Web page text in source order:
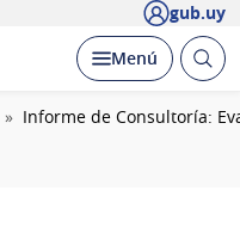
gub.uy
Desplegar
Menú Abrir
Informe de Consultoría: